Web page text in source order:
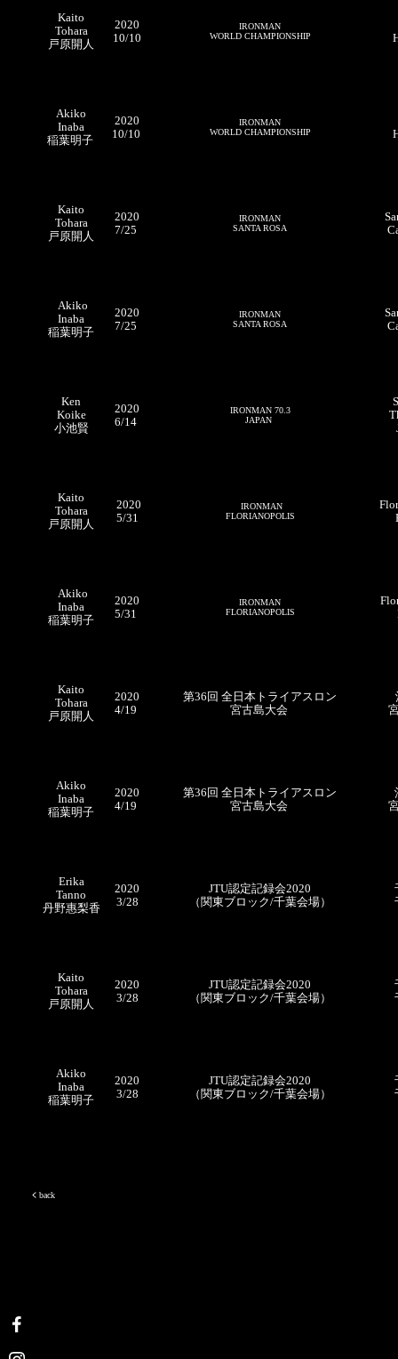
Kaito
Tohara
戸原開人
2020
10/10
IRONMAN
WORLD CHAMPIONSHIP
Akiko
Inaba
稲葉明子
2020
10/10
IRONMAN
WORLD CHAMPIONSHIP
Kaito
Tohara
戸原開人
2020
7/25
IRONMAN
SANTA ROSA
Akiko
Inaba
稲葉明子
2020
7/25
IRONMAN
SANTA ROSA
Ken
Koike
小池賢
2020
6/14
IRONMAN 70.3
JAPAN
Kaito
Tohara
戸原開人
2020
5/31
IRONMAN
FLORIANOPOLIS
Akiko
Inaba
稲葉明子
2020
5/31
IRONMAN
FLORIANOPOLIS
Kaito
Tohara
戸原開人
2020
4/19
第36回 全日本トライアスロン
宮古島大会
Akiko
Inaba
稲葉明子
2020
4/19
第36回 全日本トライアスロン
宮古島大会
Erika
Tanno
丹野惠梨香
2020
3/28
JTU認定記録会2020
（ 関東ブロック/千葉会場）
Kaito
Tohara
戸原開人
2020
3/28
JTU認定記録会2020
（ 関東ブロック/千葉会場）
Akiko
Inaba
稲葉明子
2020
3/28
JTU認定記録会2020
（ 関東ブロック/千葉会場）
back